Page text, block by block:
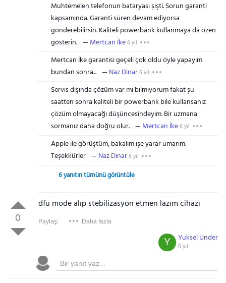
Muhtemelen telefonun bataryası şişti. Sorun garanti
kapsamında. Garanti süren devam ediyorsa
gönderebilirsin. Kaliteli powerbank kullanmaya da özen
gösterin.
Mertcan İke6 yıl
Mertcan İke garantisi geçeli çok oldu öyle yapayım
bundan sonra...
Naz Dinar6 yıl
Servis dışında çözüm var mı bilmiyorum fakat şu
saatten sonra kaliteli bir powerbank bile kullansanız
çözüm olmayacağı düşüncesindeyim. Bir uzmana
sormanız daha doğru olur.
Mertcan İke6 yıl
Apple ile görüştüm, bakalım işe yarar umarım.
Teşekkürler
Naz Dinar6 yıl
6 yanıtın tümünü görüntüle
0
dfu mode alıp stebilizasyon etmen lazım cihazı
Paylaş: Daha fazla
Yuksel Under
6 yıl
Y